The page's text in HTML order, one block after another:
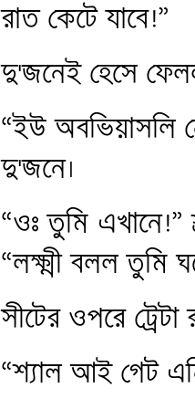
রাত কেটে যাবে!”
দু'জনেই হেসে
“ইউ অবভিয়াসলি
দু'জনে।
“ওঃ তুমি এখানে!”
“লক্ষ্মী বলল তুমি
সীটের ওপরে ট্রেটা
“শ্যাল আই গেট